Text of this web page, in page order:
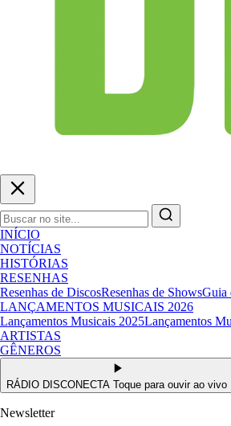
INÍCIO
NOTÍCIAS
HISTÓRIAS
RESENHAS
Resenhas de DiscosResenhas de ShowsGuia
LANÇAMENTOS MUSICAIS 2026
Lançamentos Musicais 2025Lançamentos
ARTISTAS
GÊNEROS
RÁDIO DISCONECTA Toque para ouvir ao vivo
Newsletter